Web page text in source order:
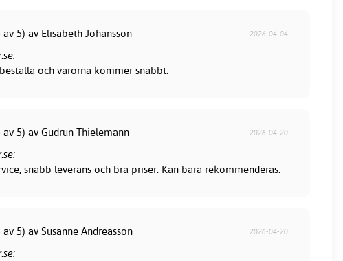
av 5) av Elisabeth Johansson 2026-04-04
och varorna kommer snabbt.
av 5) av Gudrun Thielemann 2026-04-20
snabb leverans och bra priser. Kan bara rekommenderas.
av 5) av Susanne Andreasson 2026-04-20